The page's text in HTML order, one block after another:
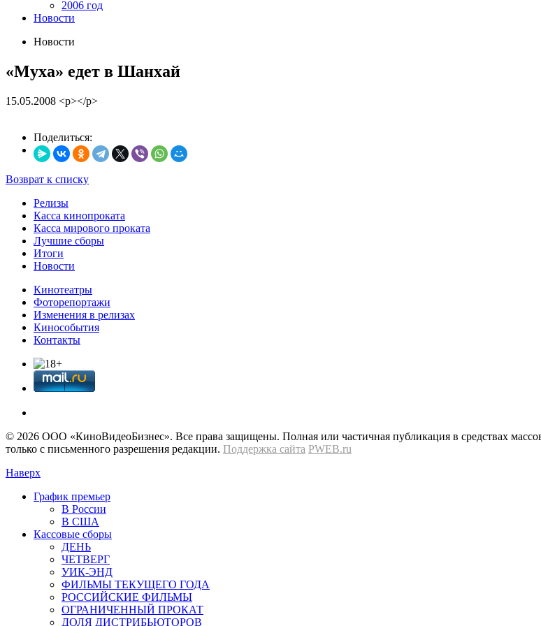
2006 год
Новости
Новости
«Муха» едет в Шанхай
15.05.2008 <p></p>
Поделиться:
Возврат к списку
Релизы
Касса кинопроката
Касса мирового проката
Лучшие сборы
Итоги
Новости
Кинотеатры
Фоторепортажи
Изменения в релизах
Кинособытия
Контакты
© 2026 OOО «КиноВидеоБизнес». Все права защищены. Полная или частичная публикация в средствах
только с письменного разрешения редакции. Поддержка сайта PWEB.ru
Наверх
График премьер
В России
В США
Кассовые сборы
ДЕНЬ
ЧЕТВЕРГ
УИК-ЭНД
ФИЛЬМЫ ТЕКУЩЕГО ГОДА
РОССИЙСКИЕ ФИЛЬМЫ
ОГРАНИЧЕННЫЙ ПРОКАТ
ДОЛЯ ДИСТРИБЬЮТОРОВ